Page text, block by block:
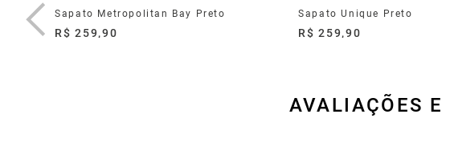
Navy Sapato Metropolitan Bay Preto
R$ 259,90
Sapato Unique Preto
R$ 259,90
AVALIAÇÕES E